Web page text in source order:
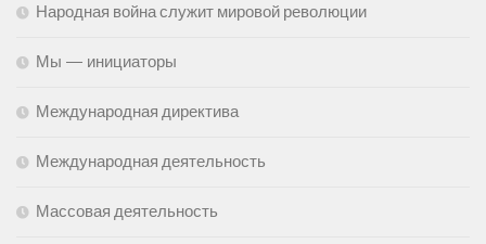
Народная война служит мировой революции
Мы — инициаторы
Международная директива
Международная деятельность
Массовая деятельность